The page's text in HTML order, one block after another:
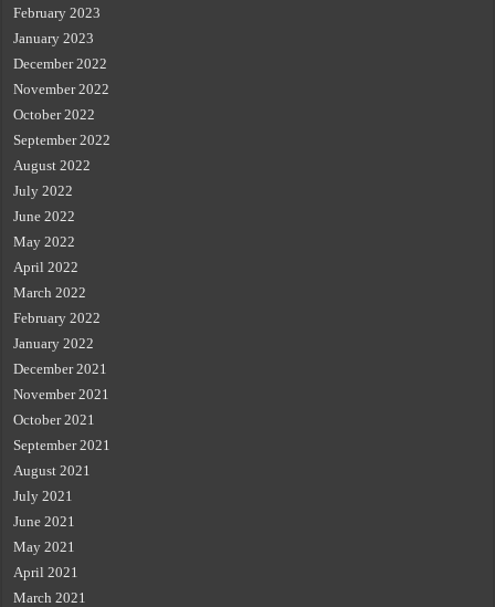
February 2023
January 2023
December 2022
November 2022
October 2022
September 2022
August 2022
July 2022
June 2022
May 2022
April 2022
March 2022
February 2022
January 2022
December 2021
November 2021
October 2021
September 2021
August 2021
July 2021
June 2021
May 2021
April 2021
March 2021